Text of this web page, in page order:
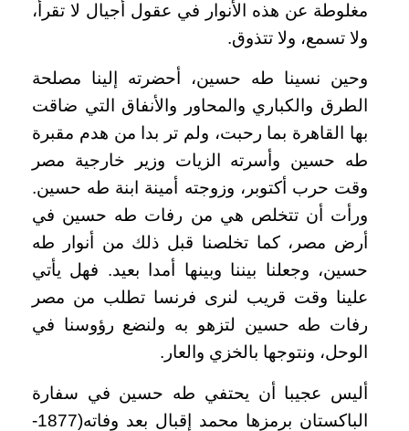
مغلوطة عن هذه الأنوار في عقول أجيال لا تقرأ،
ولا تسمع، ولا تتذوق.
وحين نسينا طه حسين، أحضرته إلينا مصلحة
الطرق والكباري والمحاور والأنفاق التي ضاقت
بها القاهرة بما رحبت، ولم تر بدا من هدم مقبرة
طه حسين وأسرته الزيات وزير خارجية مصر
وقت حرب أكتوبر، وزوجته أمينة ابنة طه حسين.
ورأت أن تتخلص هي من رفات طه حسين في
أرض مصر، كما تخلصنا قبل ذلك من أنوار طه
حسين، وجعلنا بيننا وبينها أمدا بعيد. فهل يأتي
علينا وقت قريب لنرى فرنسا تطلب من مصر
رفات طه حسين لتزهو به ولنضع رؤوسنا في
الوحل، ونتوجها بالخزي والعار.
أليس عجيبا أن يحتفي طه حسين في سفارة
الباكستان برمزها محمد إقبال بعد وفاته(1877-